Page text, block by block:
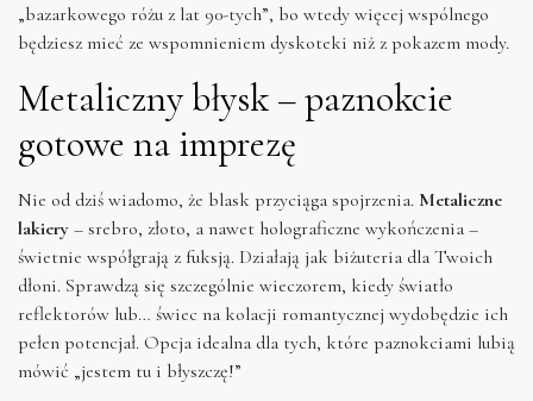
„bazarkowego różu z lat 90-tych”, bo wtedy więcej wspólnego
będziesz mieć ze wspomnieniem dyskoteki niż z pokazem mody.
Metaliczny błysk – paznokcie
gotowe na imprezę
Nie od dziś wiadomo, że blask przyciąga spojrzenia. Metaliczne
lakiery – srebro, złoto, a nawet holograficzne wykończenia –
świetnie współgrają z fuksją. Działają jak biżuteria dla Twoich
dłoni. Sprawdzą się szczególnie wieczorem, kiedy światło
reflektorów lub… świec na kolacji romantycznej wydobędzie ich
pełen potencjał. Opcja idealna dla tych, które paznokciami lubią
mówić „jestem tu i błyszczę!”